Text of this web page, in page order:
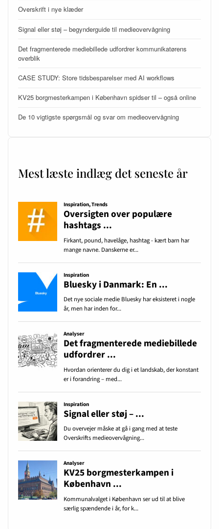
Overskrift i nye klæder
Signal eller støj – begynderguide til medieovervågning
Det fragmenterede mediebillede udfordrer kommunikatørens
overblik
CASE STUDY: Store tidsbesparelser med AI workflows
KV25 borgmesterkampen i København spidser til – også online
De 10 vigtigste spørgsmål og svar om medieovervågning
Mest læste indlæg det seneste år